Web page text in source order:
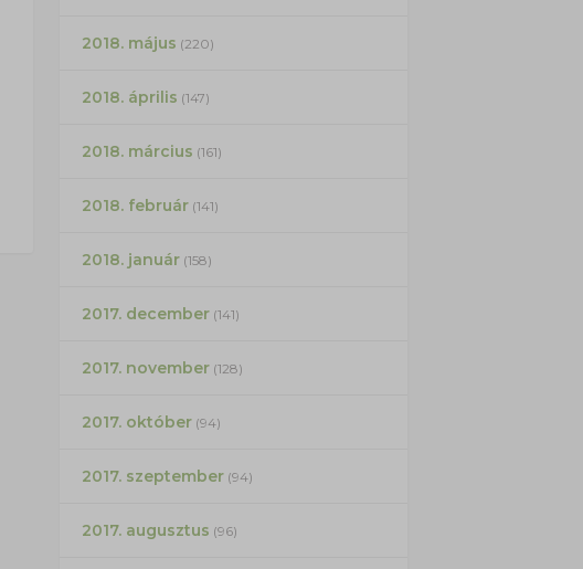
2018. május (220)
2018. április (147)
2018. március (161)
2018. február(141)
2018. január(158)
2017. december(141)
2017. november(128)
2017. október(94)
2017. szeptember(94)
2017. augusztus (96)